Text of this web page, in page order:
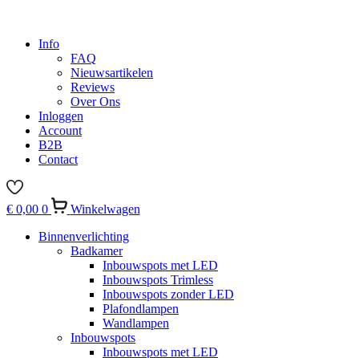
Info
FAQ
Nieuwsartikelen
Reviews
Over Ons
Inloggen
Account
B2B
Contact
€ 0,00 0
Winkelwagen
Binnenverlichting
Badkamer
Inbouwspots met LED
Inbouwspots Trimless
Inbouwspots zonder LED
Plafondlampen
Wandlampen
Inbouwspots
Inbouwspots met LED